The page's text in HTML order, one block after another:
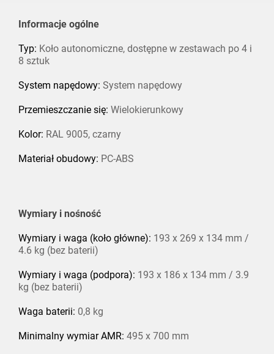
Informacje ogólne
Typ: Koło autonomiczne, dostępne w zestawach po 4 i
8 sztuk
System napędowy: System napędowy
Przemieszczanie się: Wielokierunkowy
Kolor: RAL 9005, czarny
Materiał obudowy: PC-ABS
Wymiary i nośność
Wymiary i waga (koło główne): 193 x 269 x 134 mm /
4.6 kg (bez baterii)
Wymiary i waga (podpora): 193 x 186 x 134 mm / 3.9
kg (bez baterii)
Waga baterii: 0,8 kg
Minimalny wymiar AMR: 495 x 700 mm